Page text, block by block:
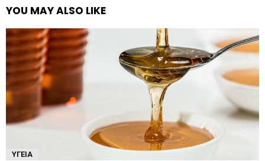
YOU MAY ALSO LIKE
ΥΓΕΊΑ